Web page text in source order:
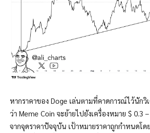
หากราคาของ Doge เล่นตามที่คาดการณ์ไว้นักวิ
ว่า Meme Coin จะย้ายไปยังเครื่องหมาย $ 0.3
จากจุดราคาปัจจุบัน เป้าหมายราคาถูกกำหนดโด